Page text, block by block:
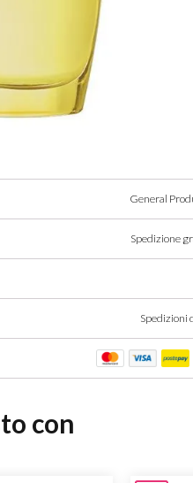
General
Spedizione
Spedizioni
con